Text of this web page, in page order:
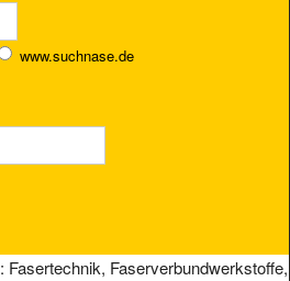
www.suchnase.de
: Fasertechnik, Faserverbundwerkstoffe,